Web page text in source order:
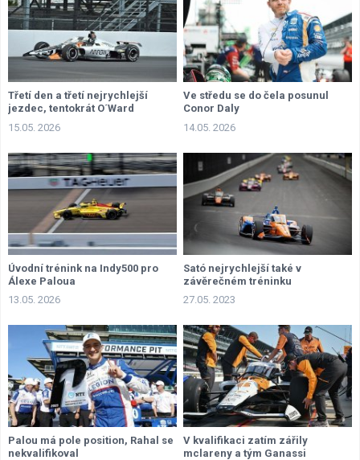
Třetí den a třetí nejrychlejší
jezdec, tentokrát O´Ward
15.05. 2026
Ve středu se do čela posunul
Conor Daly
14.05. 2026
Úvodní trénink na Indy500 pro
Álexe Paloua
13.05. 2026
Sató nejrychlejší také v
závěrečném tréninku
27.05. 2023
Palou má pole position, Rahal se
nekvalifikoval
V kvalifikaci zatím zářily
mclareny a tým Ganassi